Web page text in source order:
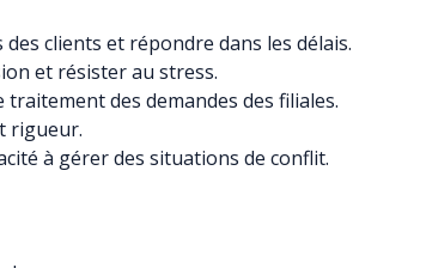
clients et répondre dans les délais.
et résister au stress.
traitement des demandes des filiales.
rigueur.
à gérer des situations de conflit.